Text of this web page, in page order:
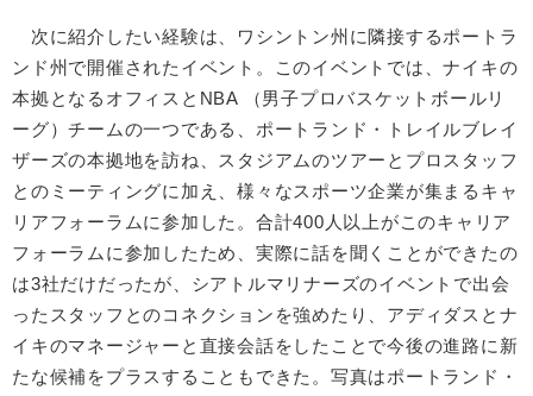
次に紹介したい経験は、ワシントン州に隣接するポートラ
ンド州で開催されたイベント。このイベントでは、ナイキの
本拠となるオフィスとNBA （男子プロバスケットボールリ
ーグ）チームの一つである、ポートランド・トレイルブレイ
ザーズの本拠地を訪ね、スタジアムのツアーとプロスタッフ
とのミーティングに加え、様々なスポーツ企業が集まるキャ
リアフォーラムに参加した。合計400人以上がこのキャリア
フォーラムに参加したため、実際に話を聞くことができたの
は3社だけだったが、シアトルマリナーズのイベントで出会
ったスタッフとのコネクションを強めたり、アディダスとナ
イキのマネージャーと直接会話をしたことで今後の進路に新
たな候補をプラスすることもできた。写真はポートランド・